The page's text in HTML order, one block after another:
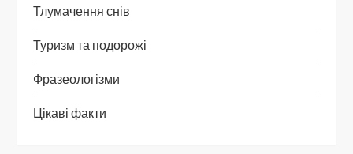
Тлумачення снів
Туризм та подорожі
Фразеологізми
Цікаві факти